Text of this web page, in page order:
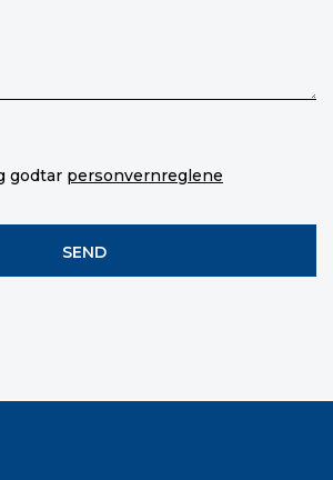
godtar personvernreglene